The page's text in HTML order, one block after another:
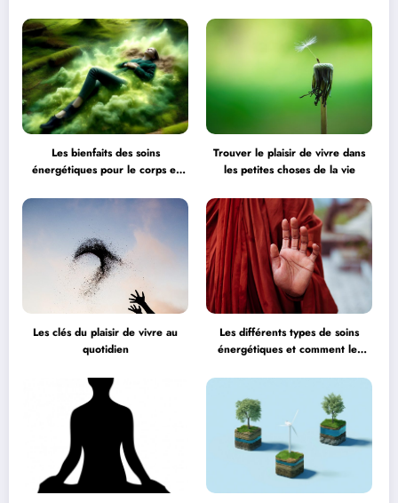
Les bienfaits des soins
énergétiques pour le corps et
Trouver le plaisir de vivre dans
les petites choses de la vie
Les clés du plaisir de vivre au
quotidien
Les différents types de soins
énergétiques et comment les